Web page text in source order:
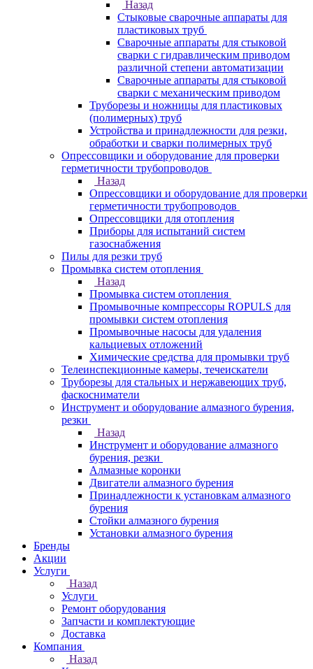
Назад
Стыковые сварочные аппараты для
пластиковых труб
Сварочные аппараты для стыковой
сварки с гидравлическим приводом
различной степени автоматизации
Сварочные аппараты для стыковой
сварки с механическим приводом
Труборезы и ножницы для пластиковых
(полимерных) труб
Устройства и принадлежности для резки,
обработки и сварки полимерных труб
Опрессовщики и оборудование для проверки
герметичности трубопроводов
Назад
Опрессовщики и оборудование для проверки
герметичности трубопроводов
Опрессовщики для отопления
Приборы для испытаний систем
газоснабжения
Пилы для резки труб
Промывка систем отопления
Назад
Промывка систем отопления
Промывочные компрессоры ROPULS для
промывки систем отопления
Промывочные насосы для удаления
кальциевых отложений
Химические средства для промывки труб
Телеинспекционные камеры, течеискатели
Труборезы для стальных и нержавеющих труб,
фаскосниматели
Инструмент и оборудование алмазного бурения,
резки
Назад
Инструмент и оборудование алмазного
бурения, резки
Алмазные коронки
Двигатели алмазного бурения
Принадлежности к установкам алмазного
бурения
Стойки алмазного бурения
Установки алмазного бурения
Бренды
Акции
Услуги
Назад
Услуги
Ремонт оборудования
Запчасти и комплектующие
Доставка
Компания
Назад